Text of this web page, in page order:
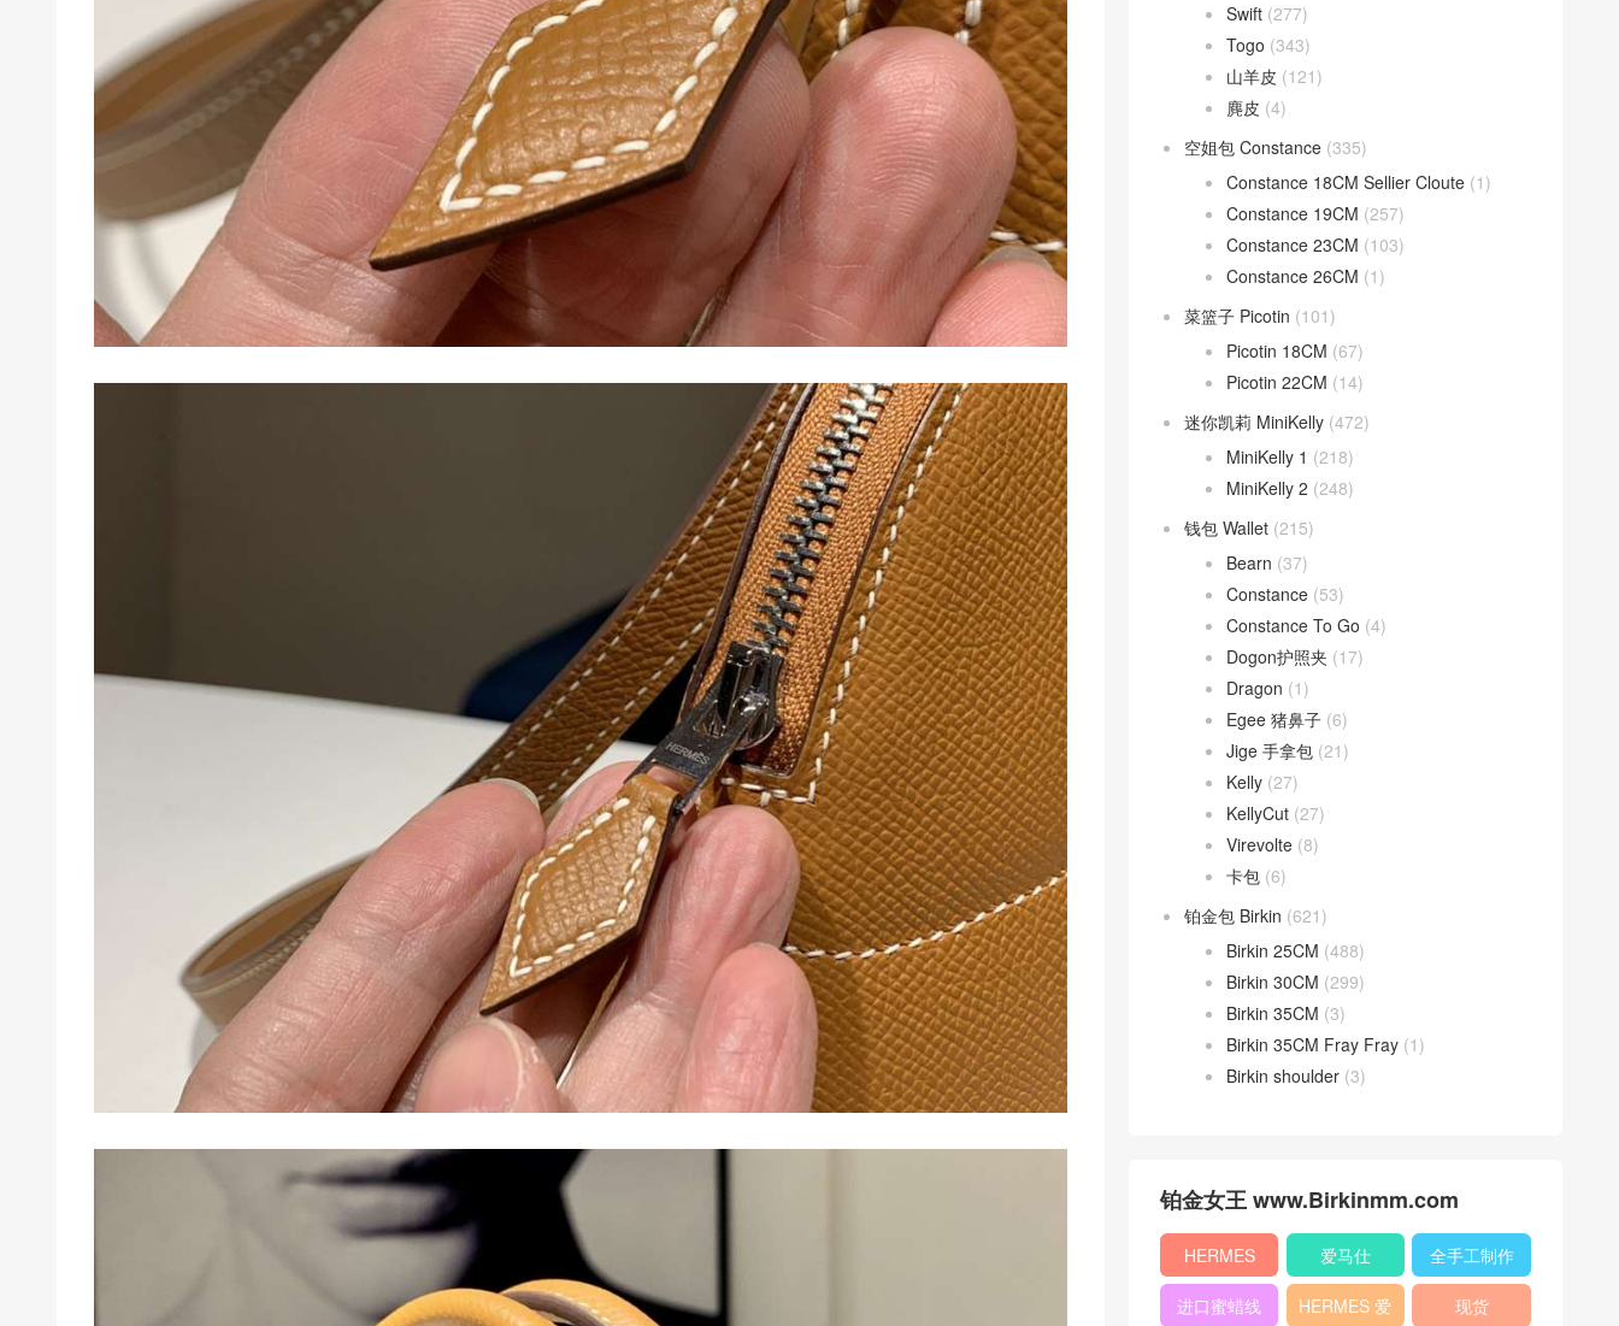
Swift (277)
Togo (343)
山羊皮 (121)
麂皮 (4)
空姐包 Constance (335)
Constance 18CM Sellier Cloute (1)
Constance 19CM (257)
Constance 23CM (103)
Constance 26CM (1)
菜篮子 Picotin (101)
Picotin 18CM (67)
Picotin 22CM (14)
迷你凯莉 MiniKelly (472)
MiniKelly 1 (218)
MiniKelly 2 (248)
钱包 Wallet (215)
Bearn (37)
Constance (53)
Constance To Go (4)
Dogon护照夹 (17)
Dragon (1)
Egee 猪鼻子 (6)
Jige 手拿包 (21)
Kelly (27)
KellyCut (27)
Virevolte (8)
卡包 (6)
铂金包 Birkin (621)
Birkin 25CM (488)
Birkin 30CM (299)
Birkin 35CM (3)
Birkin 35CM Fray Fray (1)
Birkin shoulder (3)
铂金女王 www.Birkinmm.com
HERMES 爱马仕 全手工制作
进口蜜蜡线
HERMES 爱
现货